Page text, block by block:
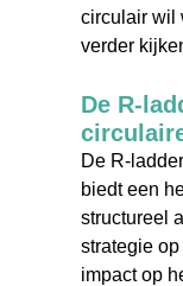
circulair wil
verder
De R-
De R-
biedt een
structureel
strategie
impact op